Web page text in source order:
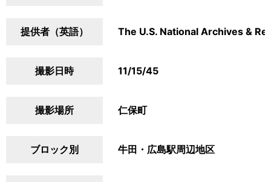
提供者（英語） The U.S. National Archives &
撮影日時 11/15/45
撮影場所 仁保町
ブロック別 牛田・広島駅周辺地区